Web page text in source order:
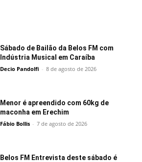
Sábado de Bailão da Belos FM com
Indústria Musical em Caraíba
Decio Pandolfi - 8 de agosto de 2026
Menor é apreendido com 60kg de
maconha em Erechim
Fábio Bollis - 7 de agosto de 2026
Belos FM Entrevista deste sábado é